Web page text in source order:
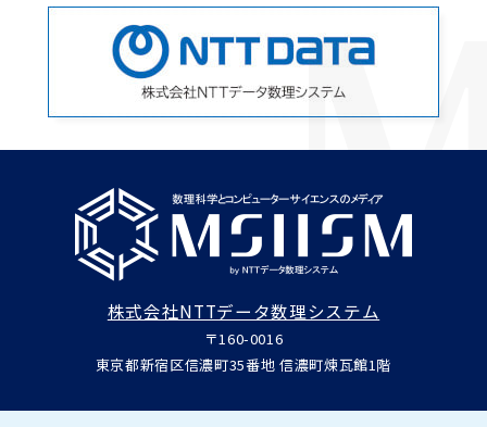
株式会社NTTデータ数理システム
〒160-0016
東京都新宿区信濃町35番地 信濃町煉瓦館1階